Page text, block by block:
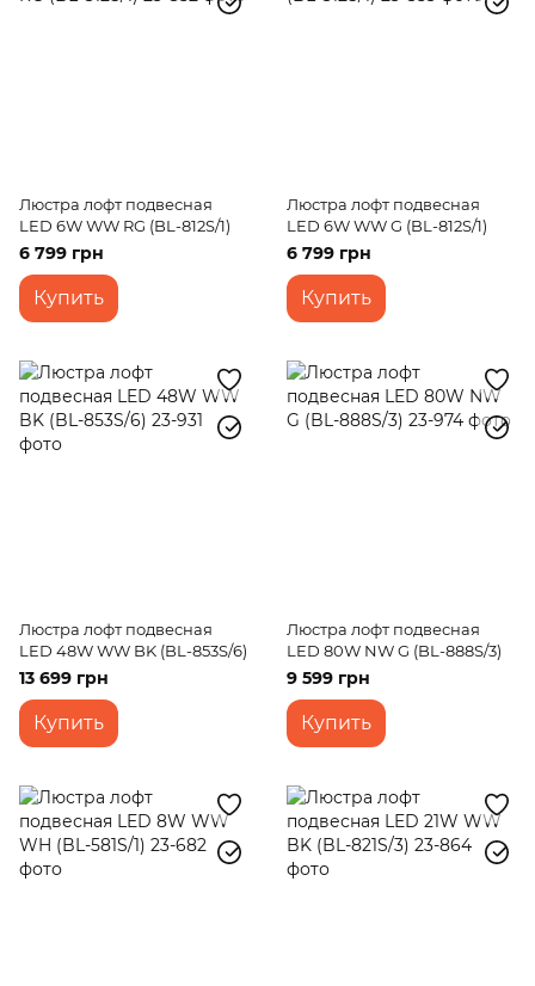
Люстра лофт подвесная
LED 6W WW RG (BL-812S/1)
6 799 грн
Купить
Люстра лофт подвесная
LED 6W WW G (BL-812S/1)
6 799 грн
Купить
Люстра лофт подвесная
LED 48W WW BK (BL-853S/6)
13 699 грн
Купить
Люстра лофт подвесная
LED 80W NW G (BL-888S/3)
9 599 грн
Купить